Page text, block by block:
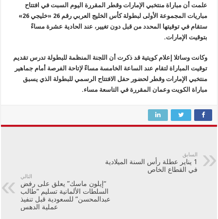
علمت أن مباراة منتخبي الإمارات وقطر المقررة اليوم السبت في افتتاح
مباريات المجموعة الأولى لبطولة كأس الخليج العربي رقم 26 «خليجي 26»
ستقام في توقيتها المحدد من قبل دون تغيير، عند الحادية عشرة مساءً
بتوقيت الإمارات.
وكانت وسائلا إعلام كويتية قد ذكرت أن اللجنة المنظمة للبطولة تدرس تقديم
توقيت المباراة لتقام عند الساعة الخامسة مساءً لإتاحة الفرصة أمام جماهير
منتخبي الإمارات وقطر لحضور حفل الافتتاح الرسمي للبطولة الذي يسبق
مباراة الكويت وعمان المقررة في التاسعة مساء.
السابق
1 يناير عطلة رأس السنة الميلادية
في القطاع الخاص
التالي
“إيلون ماسك” يعلق على رفض
السلطات الألمانية تسليم “طالب
عبدالمحسن” للسعودية قبل تنفيذ
عملية الدهس